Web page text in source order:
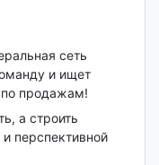
сеть
и ищет
продажам!
а строить
перспективной